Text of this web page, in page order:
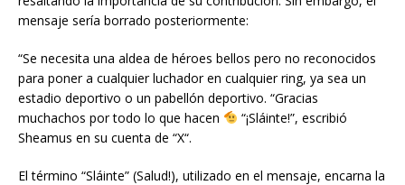
mensaje sería borrado posteriormente:
“Se necesita una aldea de héroes bellos pero no reconocidos
para poner a cualquier luchador en cualquier ring, ya sea un
estadio deportivo o un pabellón deportivo. “Gracias
muchachos por todo lo que hacen
“¡Sláinte!”, escribió
Sheamus en su cuenta de “X“.
El término “Sláinte” (Salud!), utilizado en el mensaje, encarna la